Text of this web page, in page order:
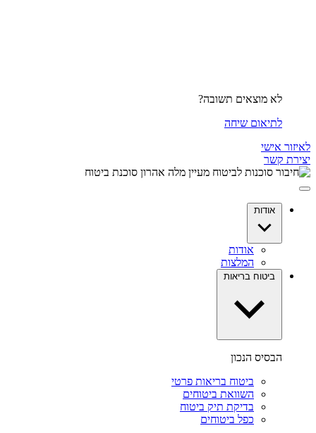
לא מוצאים תשובה?
לתיאום שיחה
לאיזור אישי
יצירת קשר
אודות
אודות
המלצות
ביטוח בריאות
הבסיס הנכון
ביטוח בריאות פרטי
השוואת ביטוחים
בדיקת תיק ביטוח
כפל ביטוחים